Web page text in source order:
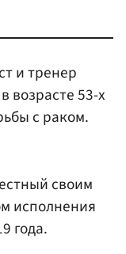
и тренер
возрасте 53-х
с раком.
своим
исполнения
года.